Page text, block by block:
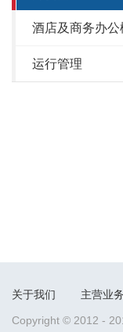
酒店及商务办公
运行管理
关于我们 主营业务
Copyright © 2012 -